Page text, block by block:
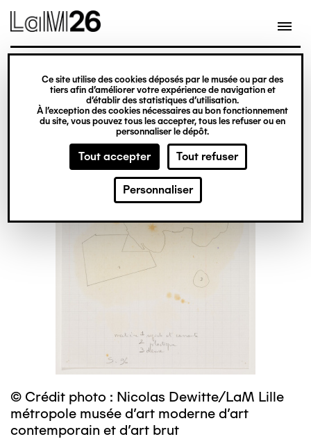
Gestion des cookies
Ce site utilise des cookies déposés par le musée ou par des
tiers afin d’améliorer votre expérience de navigation et
d’établir des statistiques d’utilisation.
À l’exception des cookies nécessaires au bon fonctionnement
du site, vous pouvez tous les accepter, tous les refuser ou en
personnaliser le dépôt.
Tout accepter Tout refuser
Personnaliser
contenu
© Crédit photo : Nicolas Dewitte/LaM Lille
métropole musée d’art moderne d’art
contemporain et d’art brut